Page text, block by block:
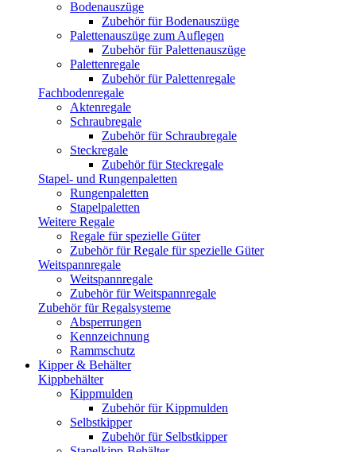
Bodenauszüge
Zubehör für Bodenauszüge
Palettenauszüge zum Auflegen
Zubehör für Palettenauszüge
Palettenregale
Zubehör für Palettenregale
Fachbodenregale
Aktenregale
Schraubregale
Zubehör für Schraubregale
Steckregale
Zubehör für Steckregale
Stapel- und Rungenpaletten
Rungenpaletten
Stapelpaletten
Weitere Regale
Regale für spezielle Güter
Zubehör für Regale für spezielle Güter
Weitspannregale
Weitspannregale
Zubehör für Weitspannregale
Zubehör für Regalsysteme
Absperrungen
Kennzeichnung
Rammschutz
Kipper & Behälter
Kippbehälter
Kippmulden
Zubehör für Kippmulden
Selbstkipper
Zubehör für Selbstkipper